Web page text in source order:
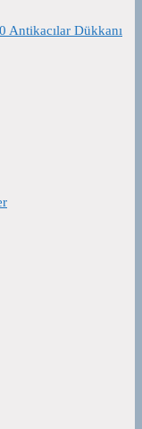
Antikacılar Dükkanı